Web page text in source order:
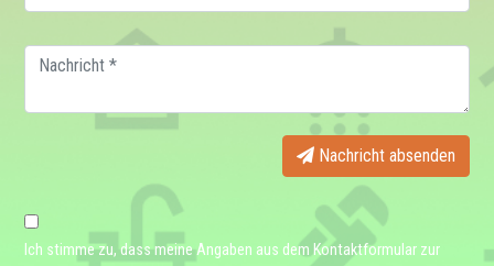
Nachricht absenden
Ich stimme zu, dass meine Angaben aus dem Kontaktformular zur